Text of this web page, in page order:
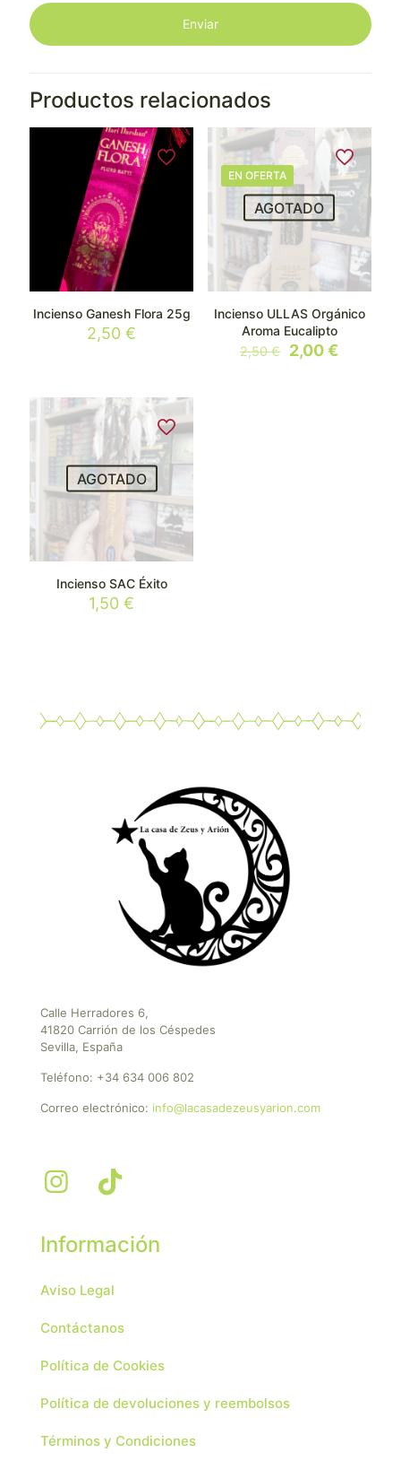
Productos relacionados
Incienso Ganesh Flora 25g
2,50€
EN OFERTA
AGOTADO
Incienso ULLAS Orgánico
Aroma Eucalipto
2,50€
El
2,00€
AGOTADO
Incienso SAC Éxito
1,50€
Calle Herradores 6,
41820 Carrión de los Céspedes
Sevilla, España
Teléfono: +34 634 006 802
Correo electrónico: info@lacasadezeusyarion.com
Información
Aviso Legal
Contáctanos
Política de Cookies
Política de devoluciones y reembolsos
Términos y Condiciones